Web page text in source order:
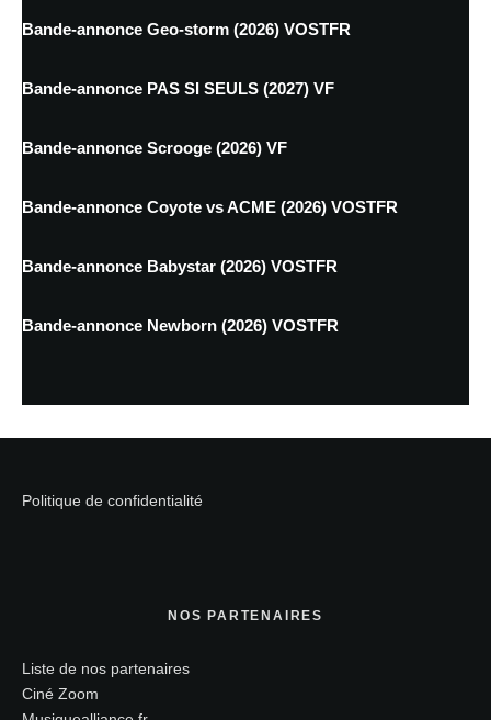
Bande-annonce Geo-storm (2026) VOSTFR
Bande-annonce PAS SI SEULS (2027) VF
Bande-annonce Scrooge (2026) VF
Bande-annonce Coyote vs ACME (2026) VOSTFR
Bande-annonce Babystar (2026) VOSTFR
Bande-annonce Newborn (2026) VOSTFR
Politique de confidentialité
NOS PARTENAIRES
Liste de nos partenaires
Ciné Zoom